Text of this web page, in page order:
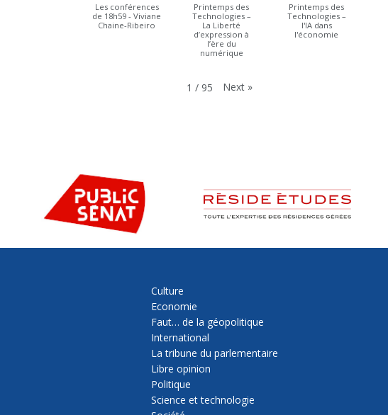
Les conférences
de 18h59 - Viviane
Chaine-Ribeiro
Printemps des
Technologies –
La Liberté
d’expression à
l’ère du
numérique
Printemps des
Technologies –
l'IA dans
l'économie
1 / 95 Next »
Culture
Economie
Faut… de la géopolitique
International
La tribune du parlementaire
Libre opinion
Politique
Science et technologie